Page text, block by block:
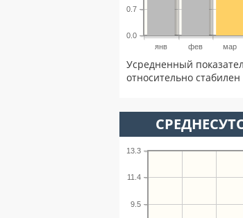
янв фев мар
0.0
0.7
Усредненный
относительно
9.5
11.4
13.3